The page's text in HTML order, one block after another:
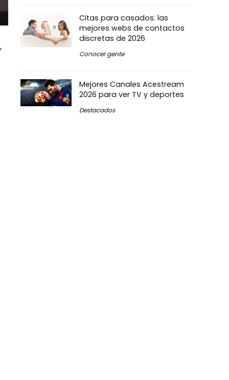
Citas para casados: las
mejores webs de contactos
discretas de 2026
Conocer gente
Mejores Canales Acestream
2026 para ver TV y deportes
Destacados